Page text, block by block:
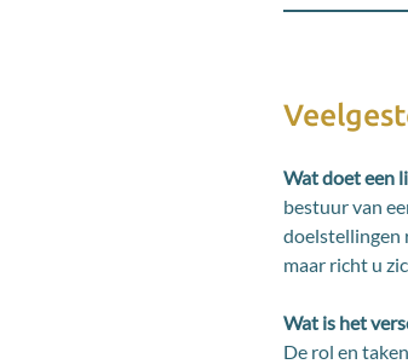
Wat doet een
bestuur van
doelstellingen
maar richt u
Wat is het
De rol en